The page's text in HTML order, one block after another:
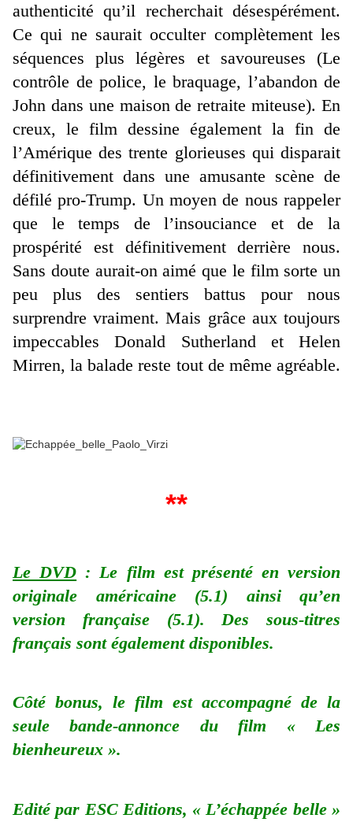
authenticité qu’il recherchait désespérément.
Ce qui ne saurait occulter complètement les
séquences plus légères et savoureuses (Le
contrôle de police, le braquage, l’abandon de
John dans une maison de retraite miteuse). En
creux, le film dessine également la fin de
l’Amérique des trente glorieuses qui disparait
définitivement dans une amusante scène de
défilé pro-Trump. Un moyen de nous rappeler
que le temps de l’insouciance et de la
prospérité est définitivement derrière nous.
Sans doute aurait-on aimé que le film sorte un
peu plus des sentiers battus pour nous
surprendre vraiment. Mais grâce aux toujours
impeccables Donald Sutherland et Helen
Mirren, la balade reste tout de même agréable.
**
Le DVD : Le film est présenté en version
originale américaine (5.1) ainsi qu’en
version française (5.1). Des sous-titres
français sont également disponibles.
Côté bonus, le film est accompagné de la
seule bande-annonce du film « Les
bienheureux ».
Edité par ESC Editions, « L’échappée belle »